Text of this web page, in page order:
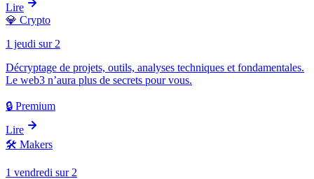
Lire
💎 Crypto
1 jeudi sur 2
Décryptage de projets, outils, analyses techniques et fondamentales.
Le web3 n’aura plus de secrets pour vous.
🔒 Premium
Lire
🛠️ Makers
1 vendredi sur 2